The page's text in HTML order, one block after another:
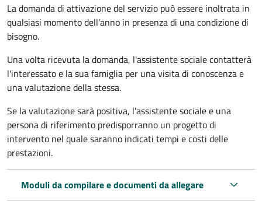
La domanda di attivazione del servizio può essere inoltrata in
qualsiasi momento dell'anno in presenza di una condizione di
bisogno.
Una volta ricevuta la domanda, l'assistente sociale contatterà
l'interessato e la sua famiglia per una visita di conoscenza e
una valutazione della stessa.
Se la valutazione sarà positiva, l'assistente sociale e una
persona di riferimento predisporranno un progetto di
intervento nel quale saranno indicati tempi e costi delle
prestazioni.
Moduli da compilare e documenti da allegare